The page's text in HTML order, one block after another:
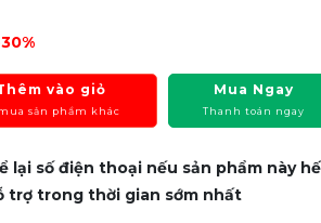
vào giỏ
sản phẩm khác
Mua Ngay
Thanh toán ngay
lại số điện thoại nếu sản phẩm này
trợ trong thời gian sớm nhất